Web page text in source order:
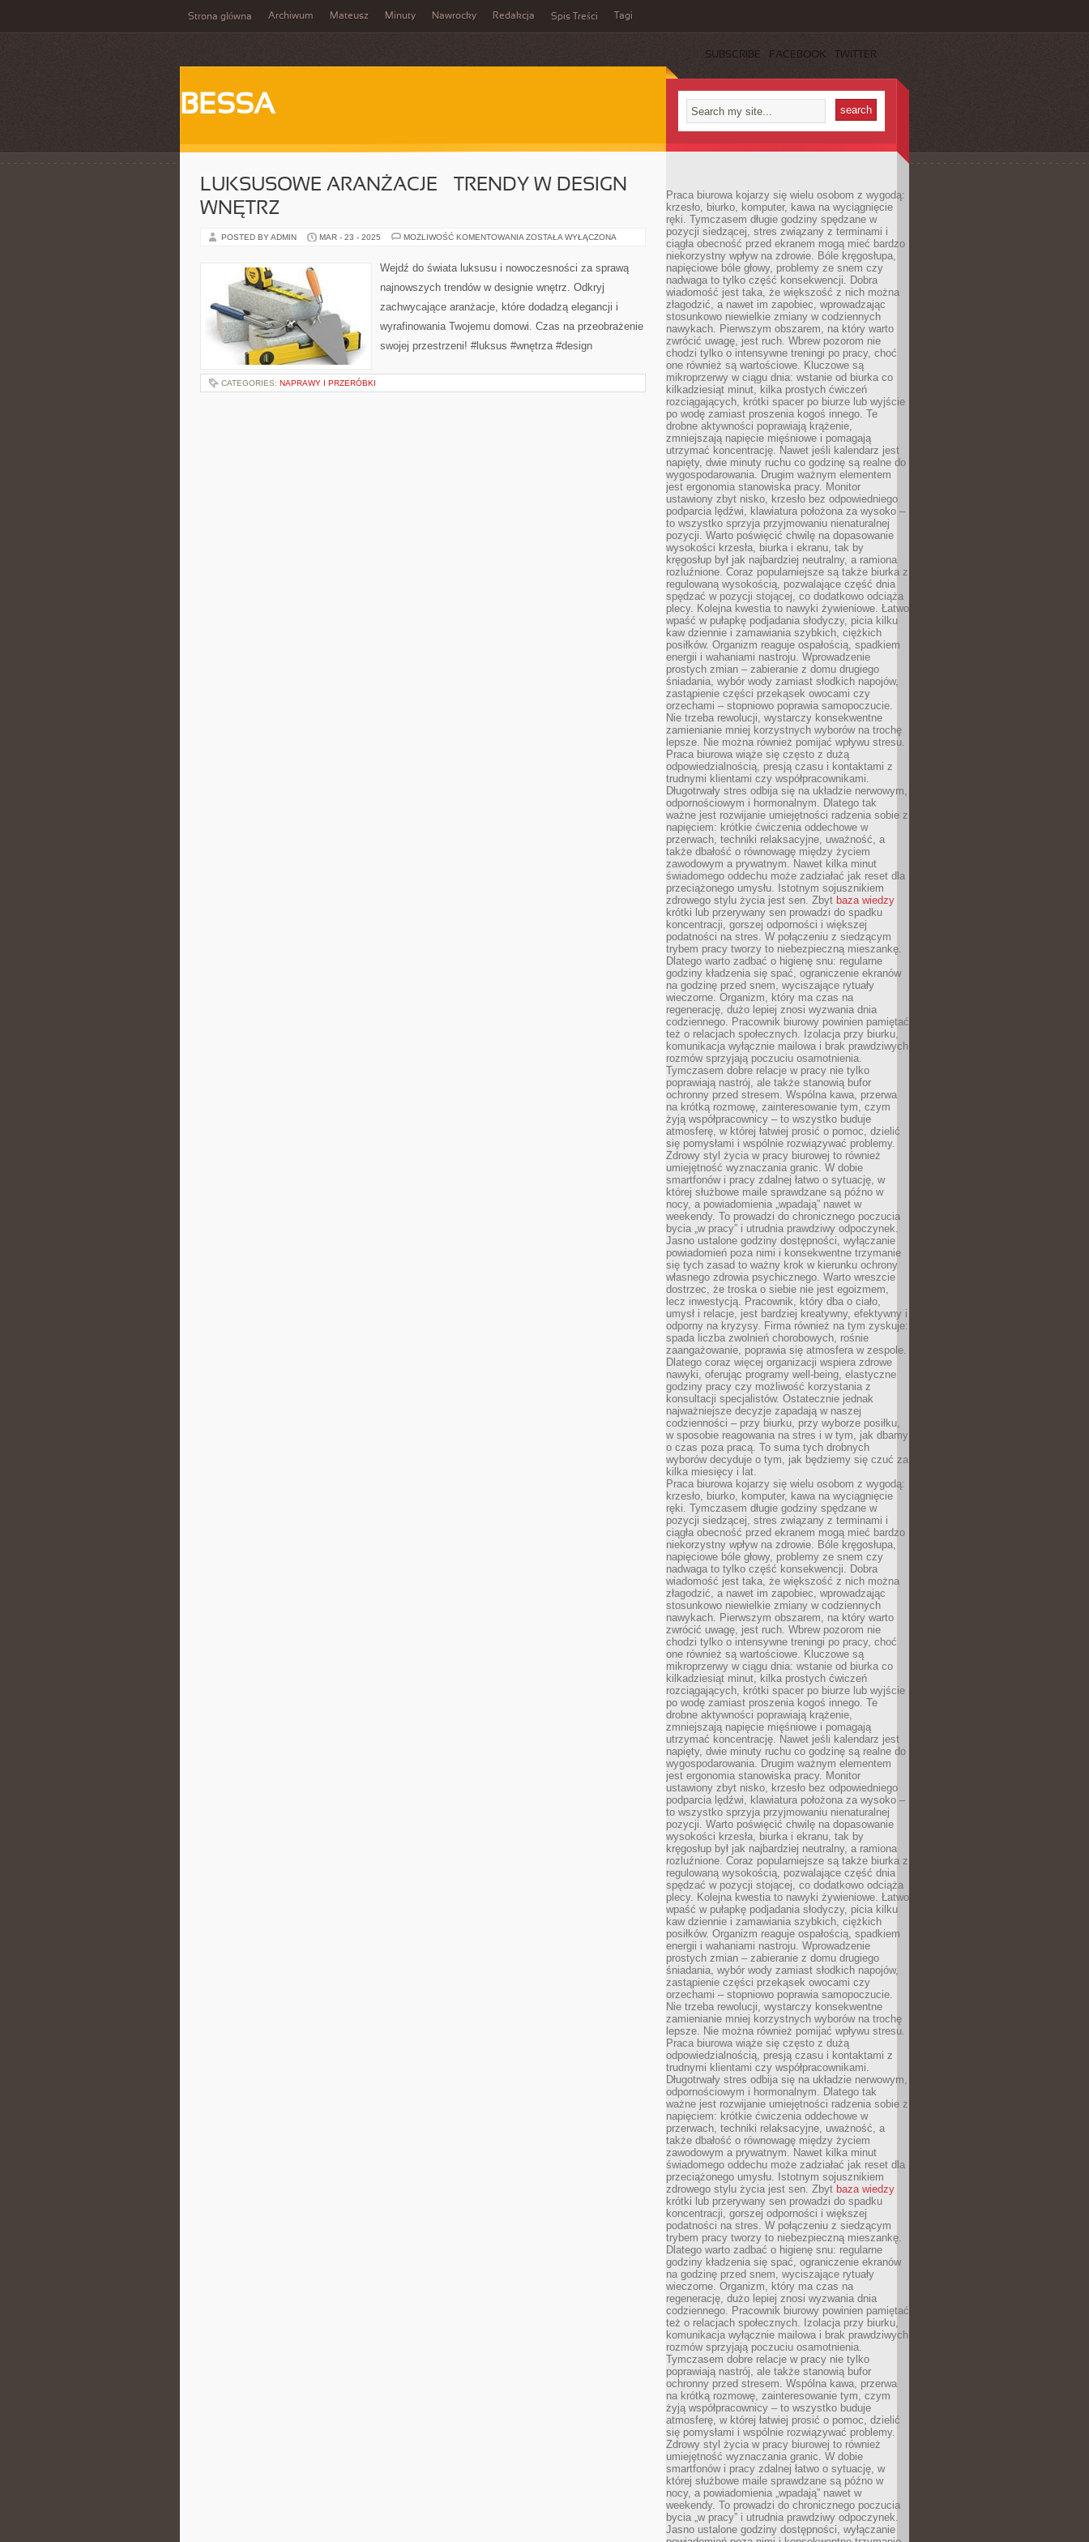
Strona główna Archiwum Mateusz Minuty Nawrocky Redakcja Spis Treści Tagi
SUBSCRIBE FACEBOOK TWITTER
BESSA
LUKSUSOWE ARANŻACJE – TRENDY W DESIGN
WNĘTRZ
POSTED BY ADMIN MAR - 23 - 2025 MOŻLIWOŚĆ KOMENTOWANIA LUKSUSOWE
W
WNĘTRZ
ZOSTAŁA WYŁĄCZONA
Wejdź do świata luksusu i nowoczesności za sprawą
najnowszych trendów w designie wnętrz. Odkryj
zachwycające aranżacje, które dodadzą elegancji i
wyrafinowania Twojemu domowi. Czas na przeobrażenie
swojej przestrzeni! #luksus #wnętrza #design
CATEGORIES: NAPRAWY I PRZERÓBKI
Praca biurowa kojarzy się wielu osobom z wygodą:
krzesło, biurko, komputer, kawa na wyciągnięcie
ręki. Tymczasem długie godziny spędzane w
pozycji siedzącej, stres związany z terminami i
ciągła obecność przed ekranem mogą mieć bardzo
niekorzystny wpływ na zdrowie. Bóle kręgosłupa,
napięciowe bóle głowy, problemy ze snem czy
nadwaga to tylko część konsekwencji. Dobra
wiadomość jest taka, że większość z nich można
złagodzić, a nawet im zapobiec, wprowadzając
stosunkowo niewielkie zmiany w codziennych
nawykach. Pierwszym obszarem, na który warto
zwrócić uwagę, jest ruch. Wbrew pozorom nie
chodzi tylko o intensywne treningi po pracy, choć
one również są wartościowe. Kluczowe są
mikroprzerwy w ciągu dnia: wstanie od biurka co
kilkadziesiąt minut, kilka prostych ćwiczeń
rozciągających, krótki spacer po biurze lub wyjście
po wodę zamiast proszenia kogoś innego. Te
drobne aktywności poprawiają krążenie,
zmniejszają napięcie mięśniowe i pomagają
utrzymać koncentrację. Nawet jeśli kalendarz jest
napięty, dwie minuty ruchu co godzinę są realne do
wygospodarowania. Drugim ważnym elementem
jest ergonomia stanowiska pracy. Monitor
ustawiony zbyt nisko, krzesło bez odpowiedniego
podparcia lędźwi, klawiatura położona za wysoko –
to wszystko sprzyja przyjmowaniu nienaturalnej
pozycji. Warto poświęcić chwilę na dopasowanie
wysokości krzesła, biurka i ekranu, tak by
kręgosłup był jak najbardziej neutralny, a ramiona
rozluźnione. Coraz popularniejsze są także biurka z
regulowaną wysokością, pozwalające część dnia
spędzać w pozycji stojącej, co dodatkowo odciąża
plecy. Kolejna kwestia to nawyki żywieniowe. Łatwo
wpaść w pułapkę podjadania słodyczy, picia kilku
kaw dziennie i zamawiania szybkich, ciężkich
posiłków. Organizm reaguje ospałością, spadkiem
energii i wahaniami nastroju. Wprowadzenie
prostych zmian – zabieranie z domu drugiego
śniadania, wybór wody zamiast słodkich napojów,
zastąpienie części przekąsek owocami czy
orzechami – stopniowo poprawia samopoczucie.
Nie trzeba rewolucji, wystarczy konsekwentne
zamienianie mniej korzystnych wyborów na trochę
lepsze. Nie można również pomijać wpływu stresu.
Praca biurowa wiąże się często z dużą
odpowiedzialnością, presją czasu i kontaktami z
trudnymi klientami czy współpracownikami.
Długotrwały stres odbija się na układzie nerwowym,
odpornościowym i hormonalnym. Dlatego tak
ważne jest rozwijanie umiejętności radzenia sobie z
napięciem: krótkie ćwiczenia oddechowe w
przerwach, techniki relaksacyjne, uważność, a
także dbałość o równowagę między życiem
zawodowym a prywatnym. Nawet kilka minut
świadomego oddechu może zadziałać jak reset dla
przeciążonego umysłu. Istotnym sojusznikiem
zdrowego stylu życia jest sen. Zbyt baza wiedzy
krótki lub przerywany sen prowadzi do spadku
koncentracji, gorszej odporności i większej
podatności na stres. W połączeniu z siedzącym
trybem pracy tworzy to niebezpieczną mieszankę.
Dlatego warto zadbać o higienę snu: regularne
godziny kładzenia się spać, ograniczenie ekranów
na godzinę przed snem, wyciszające rytuały
wieczorne. Organizm, który ma czas na
regenerację, dużo lepiej znosi wyzwania dnia
codziennego. Pracownik biurowy powinien pamiętać
też o relacjach społecznych. Izolacja przy biurku,
komunikacja wyłącznie mailowa i brak prawdziwych
rozmów sprzyjają poczuciu osamotnienia.
Tymczasem dobre relacje w pracy nie tylko
poprawiają nastrój, ale także stanowią bufor
ochronny przed stresem. Wspólna kawa, przerwa
na krótką rozmowę, zainteresowanie tym, czym
żyją współpracownicy – to wszystko buduje
atmosferę, w której łatwiej prosić o pomoc, dzielić
się pomysłami i wspólnie rozwiązywać problemy.
Zdrowy styl życia w pracy biurowej to również
umiejętność wyznaczania granic. W dobie
smartfonów i pracy zdalnej łatwo o sytuację, w
której służbowe maile sprawdzane są późno w
nocy, a powiadomienia „wpadają” nawet w
weekendy. To prowadzi do chronicznego poczucia
bycia „w pracy” i utrudnia prawdziwy odpoczynek.
Jasno ustalone godziny dostępności, wyłączanie
powiadomień poza nimi i konsekwentne trzymanie
się tych zasad to ważny krok w kierunku ochrony
własnego zdrowia psychicznego. Warto wreszcie
dostrzec, że troska o siebie nie jest egoizmem,
lecz inwestycją. Pracownik, który dba o ciało,
umysł i relacje, jest bardziej kreatywny, efektywny i
odporny na kryzysy. Firma również na tym zyskuje:
spada liczba zwolnień chorobowych, rośnie
zaangażowanie, poprawia się atmosfera w zespole.
Dlatego coraz więcej organizacji wspiera zdrowe
nawyki, oferując programy well-being, elastyczne
godziny pracy czy możliwość korzystania z
konsultacji specjalistów. Ostatecznie jednak
najważniejsze decyzje zapadają w naszej
codzienności – przy biurku, przy wyborze posiłku,
w sposobie reagowania na stres i w tym, jak dbamy
o czas poza pracą. To suma tych drobnych
wyborów decyduje o tym, jak będziemy się czuć za
kilka miesięcy i lat.
Praca biurowa kojarzy się wielu osobom z wygodą:
krzesło, biurko, komputer, kawa na wyciągnięcie
ręki. Tymczasem długie godziny spędzane w
pozycji siedzącej, stres związany z terminami i
ciągła obecność przed ekranem mogą mieć bardzo
niekorzystny wpływ na zdrowie. Bóle kręgosłupa,
napięciowe bóle głowy, problemy ze snem czy
nadwaga to tylko część konsekwencji. Dobra
wiadomość jest taka, że większość z nich można
złagodzić, a nawet im zapobiec, wprowadzając
stosunkowo niewielkie zmiany w codziennych
nawykach. Pierwszym obszarem, na który warto
zwrócić uwagę, jest ruch. Wbrew pozorom nie
chodzi tylko o intensywne treningi po pracy, choć
one również są wartościowe. Kluczowe są
mikroprzerwy w ciągu dnia: wstanie od biurka co
kilkadziesiąt minut, kilka prostych ćwiczeń
rozciągających, krótki spacer po biurze lub wyjście
po wodę zamiast proszenia kogoś innego. Te
drobne aktywności poprawiają krążenie,
zmniejszają napięcie mięśniowe i pomagają
utrzymać koncentrację. Nawet jeśli kalendarz jest
napięty, dwie minuty ruchu co godzinę są realne do
wygospodarowania. Drugim ważnym elementem
jest ergonomia stanowiska pracy. Monitor
ustawiony zbyt nisko, krzesło bez odpowiedniego
podparcia lędźwi, klawiatura położona za wysoko –
to wszystko sprzyja przyjmowaniu nienaturalnej
pozycji. Warto poświęcić chwilę na dopasowanie
wysokości krzesła, biurka i ekranu, tak by
kręgosłup był jak najbardziej neutralny, a ramiona
rozluźnione. Coraz popularniejsze są także biurka z
regulowaną wysokością, pozwalające część dnia
spędzać w pozycji stojącej, co dodatkowo odciąża
plecy. Kolejna kwestia to nawyki żywieniowe. Łatwo
wpaść w pułapkę podjadania słodyczy, picia kilku
kaw dziennie i zamawiania szybkich, ciężkich
posiłków. Organizm reaguje ospałością, spadkiem
energii i wahaniami nastroju. Wprowadzenie
prostych zmian – zabieranie z domu drugiego
śniadania, wybór wody zamiast słodkich napojów,
zastąpienie części przekąsek owocami czy
orzechami – stopniowo poprawia samopoczucie.
Nie trzeba rewolucji, wystarczy konsekwentne
zamienianie mniej korzystnych wyborów na trochę
lepsze. Nie można również pomijać wpływu stresu.
Praca biurowa wiąże się często z dużą
odpowiedzialnością, presją czasu i kontaktami z
trudnymi klientami czy współpracownikami.
Długotrwały stres odbija się na układzie nerwowym,
odpornościowym i hormonalnym. Dlatego tak
ważne jest rozwijanie umiejętności radzenia sobie z
napięciem: krótkie ćwiczenia oddechowe w
przerwach, techniki relaksacyjne, uważność, a
także dbałość o równowagę między życiem
zawodowym a prywatnym. Nawet kilka minut
świadomego oddechu może zadziałać jak reset dla
przeciążonego umysłu. Istotnym sojusznikiem
zdrowego stylu życia jest sen. Zbyt baza wiedzy
krótki lub przerywany sen prowadzi do spadku
koncentracji, gorszej odporności i większej
podatności na stres. W połączeniu z siedzącym
trybem pracy tworzy to niebezpieczną mieszankę.
Dlatego warto zadbać o higienę snu: regularne
godziny kładzenia się spać, ograniczenie ekranów
na godzinę przed snem, wyciszające rytuały
wieczorne. Organizm, który ma czas na
regenerację, dużo lepiej znosi wyzwania dnia
codziennego. Pracownik biurowy powinien pamiętać
też o relacjach społecznych. Izolacja przy biurku,
komunikacja wyłącznie mailowa i brak prawdziwych
rozmów sprzyjają poczuciu osamotnienia.
Tymczasem dobre relacje w pracy nie tylko
poprawiają nastrój, ale także stanowią bufor
ochronny przed stresem. Wspólna kawa, przerwa
na krótką rozmowę, zainteresowanie tym, czym
żyją współpracownicy – to wszystko buduje
atmosferę, w której łatwiej prosić o pomoc, dzielić
się pomysłami i wspólnie rozwiązywać problemy.
Zdrowy styl życia w pracy biurowej to również
umiejętność wyznaczania granic. W dobie
smartfonów i pracy zdalnej łatwo o sytuację, w
której służbowe maile sprawdzane są późno w
nocy, a powiadomienia „wpadają” nawet w
weekendy. To prowadzi do chronicznego poczucia
bycia „w pracy” i utrudnia prawdziwy odpoczynek.
Jasno ustalone godziny dostępności, wyłączanie